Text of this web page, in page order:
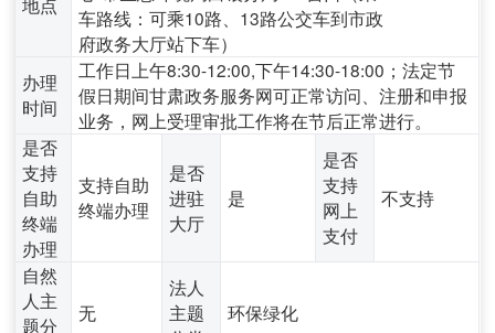
车路线：可乘10路、13路公交车到市政
府政务大厅站下车）
办理
时间
工作日上午8:30-12:00,下午14:30-18:00；法定节
假日期间甘肃政务服务网可正常访问、注册和申报
业务，网上受理审批工作将在节后正常进行。
是否
支持
自助
终端
办理
支持自助
终端办理
是否
进驻
大厅
是
是否
支持
网上
支付
不支持
自然
人主
题分
无
法人
主题
环保绿化